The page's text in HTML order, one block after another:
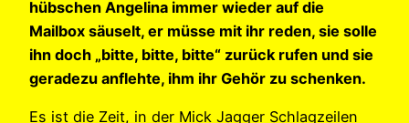
hübschen Angelina immer wieder auf die
Mailbox säuselt, er müsse mit ihr reden, sie solle
ihn doch „bitte, bitte, bitte“ zurück rufen und sie
geradezu anflehte, ihm ihr Gehör zu schenken.
Es ist die Zeit, in der Mick Jagger Schlagzeilen